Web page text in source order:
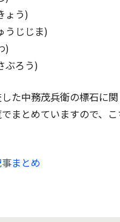
ょう)
うじじま)
)
ぶろう)
た中務茂兵衛の標石に関
まとめていますので、
まとめ